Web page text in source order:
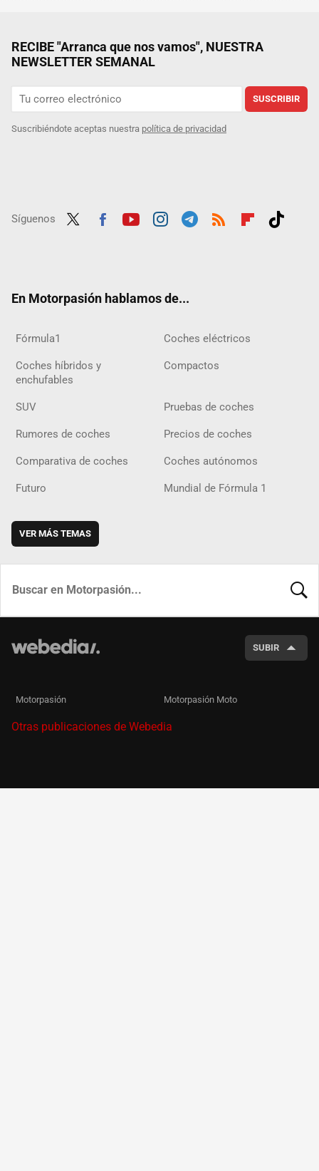
RECIBE "Arranca que nos vamos", NUESTRA
NEWSLETTER SEMANAL
SUSCRIBIR
Suscribiéndote aceptas nuestra política de privacidad
Síguenos
En Motorpasión hablamos de...
Fórmula1 Coches eléctricos
Coches híbridos y
enchufables
Compactos
SUV Pruebas de coches
Rumores de coches Precios de coches
Comparativa de coches Coches autónomos
Futuro Mundial de Fórmula 1
VER MÁS TEMAS
SUBIR
Motorpasión Motorpasión Moto
Otras publicaciones de Webedia